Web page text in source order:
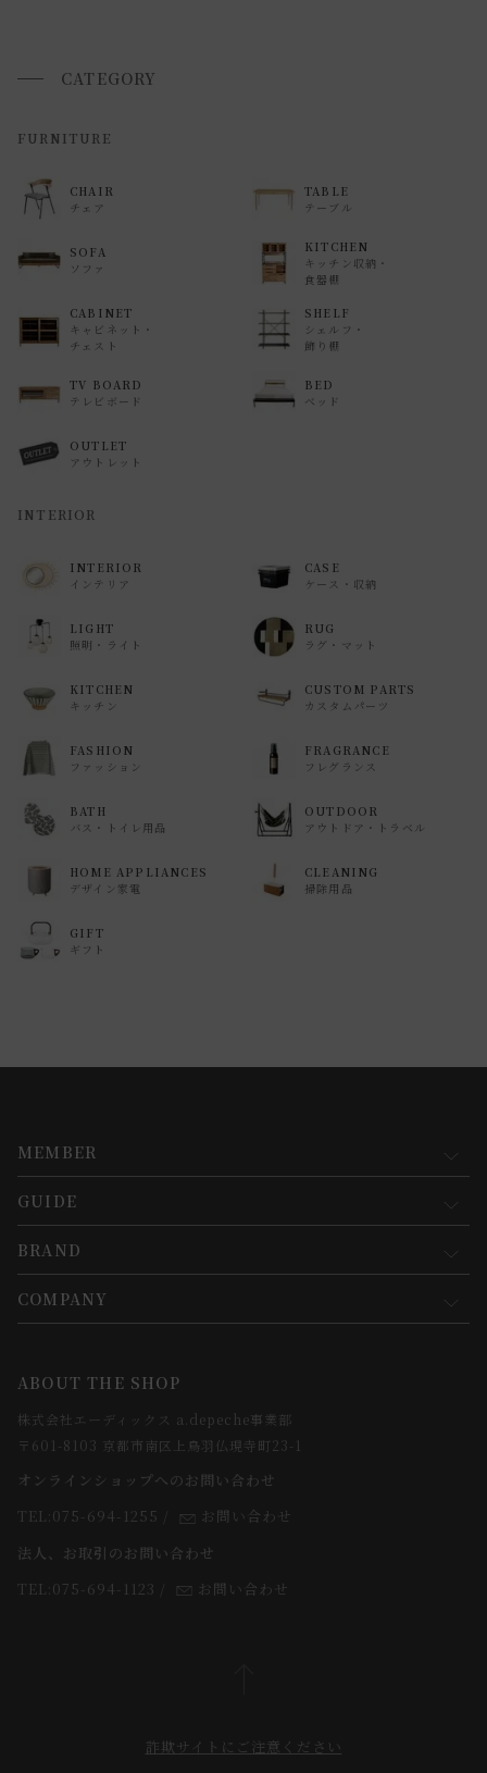
いませ 。
返品・交換について
ご覧ください。
CATEGORY
FURNITURE
CHAIR
チェア
TABLE
テーブル
SOFA
ソファ
KITCHEN
キッチン収納・
食器棚
CABINET
キャビネット・
チェスト
SHELF
シェルフ・
飾り棚
TV BOARD
テレビボード
BED
ベッド
OUTLET
アウトレット
INTERIOR
INTERIOR
インテリア
CASE
ケース・収納
LIGHT
照明・ライト
RUG
ラグ・マット
KITCHEN
キッチン
CUSTOM PARTS
カスタムパーツ
FASHION
ファッション
FRAGRANCE
フレグランス
BATH
バス・トイレ用品
OUTDOOR
アウトドア・トラベル
HOME APPLIANCES
デザイン家電
CLEANING
掃除用品
GIFT
ギフト
MEMBER
マイページ
新規会員登録
会員規約について
GUIDE
お買い物ガイド
会員登録について
お支払方法について
お届けについて
よくあるご質問
BRAND
コンセプト
webカタログ
COMPANY
求人情報
法人のお客様
スタッフ
ABOUT THE SHOP
株式会社エーディックス a.depeche事業部
〒601-8103 京都市南区上鳥羽仏現寺町23-1
オンラインショップへのお問い合わせ
TEL:075-694-1255
お問い合わせ
法人、お取引のお問い合わせ
TEL:075-694-1123
お問い合わせ
詐欺サイトにご注意ください